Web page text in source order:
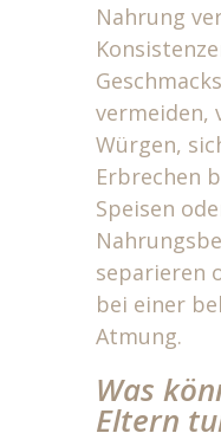
Nahrung
vermeiden,
Würgen,
Erbrechen
Speisen
separieren
bei einer
Atmung.
Was
Eltern